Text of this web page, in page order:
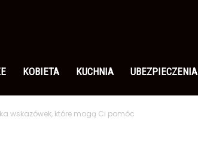
KOBIETA KUCHNIA UBEZPIECZENIA
wskazówek, które mogą Ci pomóc